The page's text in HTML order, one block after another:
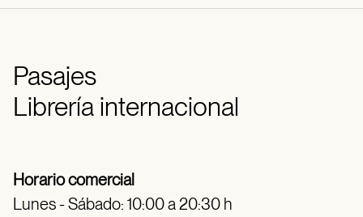
Pasajes
Librería internacional
Horario comercial
Lunes - Sábado: 10:00 a 20:30 h